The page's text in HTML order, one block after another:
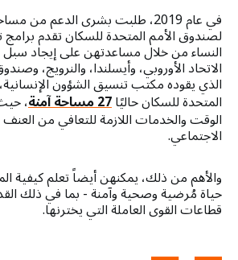
في عام 2019، طلبت بشرى الدعم من
لصندوق الأمم المتحدة للسكان تقدم
النساء من خلال مساعدتهن على إيجاد
الاتحاد الأوروبي، وأيسلندا، والنرويج،
الذي يقوده مكتب تنسيق الشؤون
المتحدة للسكان حاليًا27 مساحة آمنة ،
الوقت والخدمات اللازمة للتعافي من العنف
الاجتماعي.
والأهم من ذلك، يمكنهن أيضاً تعلم كيفية
حياة مُرضية وصحية وآمنة - بما في ذلك
قطاعات القوى العاملة التي يخترنها.